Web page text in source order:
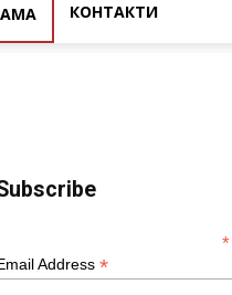
КОНТАКТИ
*
Address *